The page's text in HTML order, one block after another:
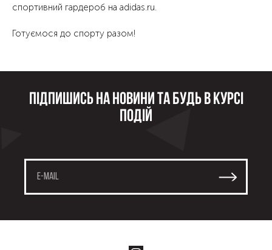
спортивний гардероб на adidas.ru.
Готуємося до спорту разом!
Підпишись на новини та будь в курсі
подій